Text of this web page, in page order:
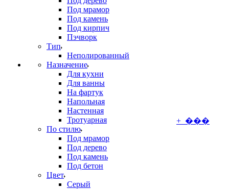
Под мрамор
Под камень
Под кирпич
Пэчворк
Тип
Неполированный
Назначение
Для кухни
Для ванны
На фартук
Напольная
Настенная
Тротуарная
По стилю
Под мрамор
Под дерево
Под камень
Под бетон
Цвет
Серый
+ ���